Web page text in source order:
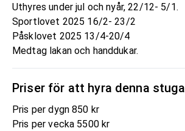
Uthyres under jul och nyår, 22/12- 5/1.
Sportlovet 2025 16/2- 23/2
Påsklovet 2025 13/4-20/4
Medtag lakan och handdukar.
Priser för att hyra denna stuga
Pris per dygn 850 kr
Pris per vecka 5500 kr